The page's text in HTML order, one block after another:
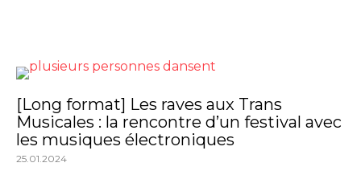
[Long format] Les raves aux Trans
Musicales : la rencontre d’un festival avec
les musiques électroniques
25.01.2024